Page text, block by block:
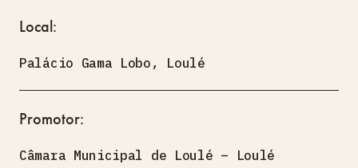
Local:
Palácio Gama Lobo, Loulé
Promotor:
Câmara Municipal de Loulé – Loulé